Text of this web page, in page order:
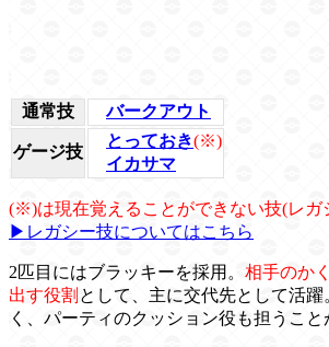
通常技 バークアウト
ゲージ技
とっておき(※)
イカサマ
(※)は現在覚えることができない技(レガ
▶レガシー技についてはこちら
2匹目にはブラッキーを採用。 相手のか
出す役割 として、主に交代先として活
く、パーティのクッション役も担うこと